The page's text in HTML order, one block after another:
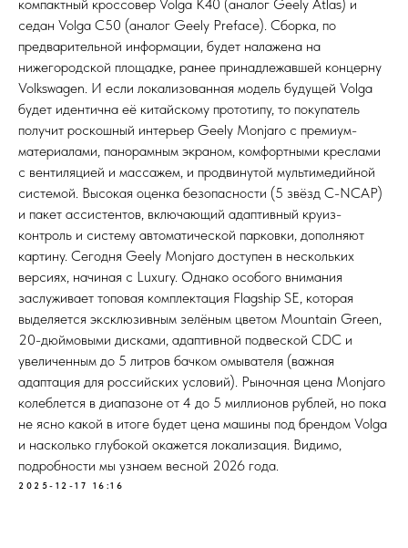
компактный кроссовер Volga K40 (аналог Geely Atlas) и
седан Volga C50 (аналог Geely Preface). Сборка, по
предварительной информации, будет налажена на
нижегородской площадке, ранее принадлежавшей концерну
Volkswagen. И если локализованная модель будущей Volga
будет идентична её китайскому прототипу, то покупатель
получит роскошный интерьер Geely Monjaro с премиум-
материалами, панорамным экраном, комфортными креслами
с вентиляцией и массажем, и продвинутой мультимедийной
системой. Высокая оценка безопасности (5 звёзд C-NCAP)
и пакет ассистентов, включающий адаптивный круиз-
контроль и систему автоматической парковки, дополняют
картину. Сегодня Geely Monjaro доступен в нескольких
версиях, начиная с Luxury. Однако особого внимания
заслуживает топовая комплектация Flagship SE, которая
выделяется эксклюзивным зелёным цветом Mountain Green,
20-дюймовыми дисками, адаптивной подвеской CDC и
увеличенным до 5 литров бачком омывателя (важная
адаптация для российских условий). Рыночная цена Monjaro
колеблется в диапазоне от 4 до 5 миллионов рублей, но пока
не ясно какой в итоге будет цена машины под брендом Volga
и насколько глубокой окажется локализация. Видимо,
подробности мы узнаем весной 2026 года.
2025-12-17 16:16